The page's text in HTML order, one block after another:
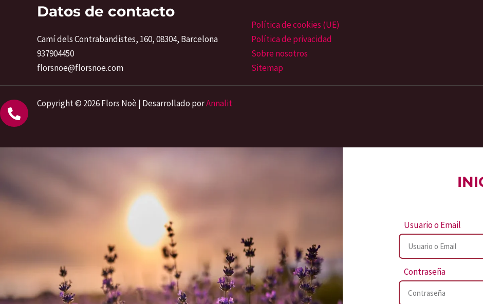
Datos de contacto
Camí dels Contrabandistes, 160, 08304, Barcelona
937904450
florsnoe@florsnoe.com
Política de cookies (UE)
Política de privacidad
Sobre nosotros
Sitemap
Copyright © 2026 Flors Noè | Desarrollado porAnnalit
Usuario o Email
Contraseña